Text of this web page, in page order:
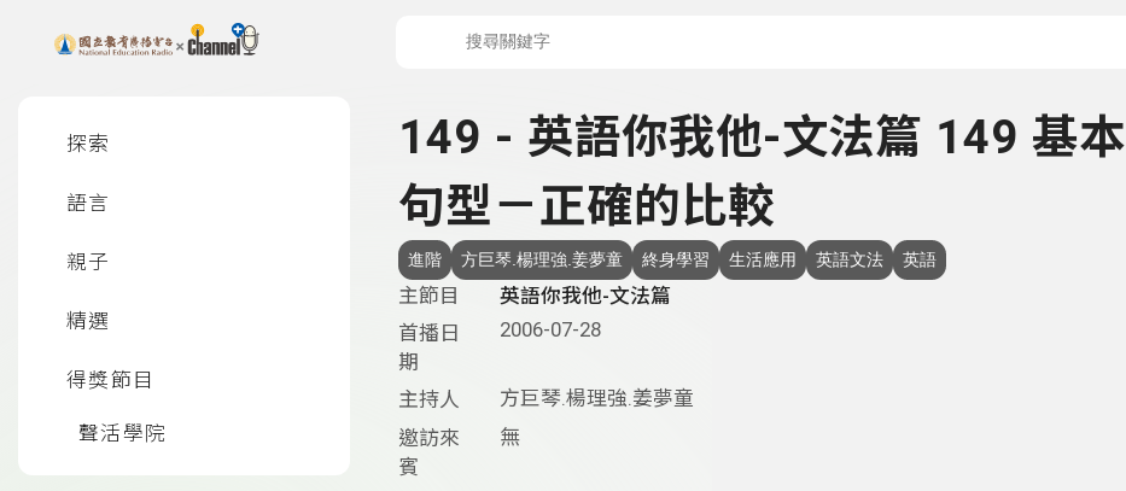
上方功能區塊
探索
語言
親子
精選
得獎節目
聲活學院
149 - 英語你我他-文法篇 149 基本
句型－正確的比較
進階 方巨琴.楊理強.姜夢童 終身學習 生活應用 英語文法 英語
主節目
英語你我他-文法篇
首播日
期
2006-07-28
主持人
方巨琴.楊理強.姜夢童
邀訪來
賓
無